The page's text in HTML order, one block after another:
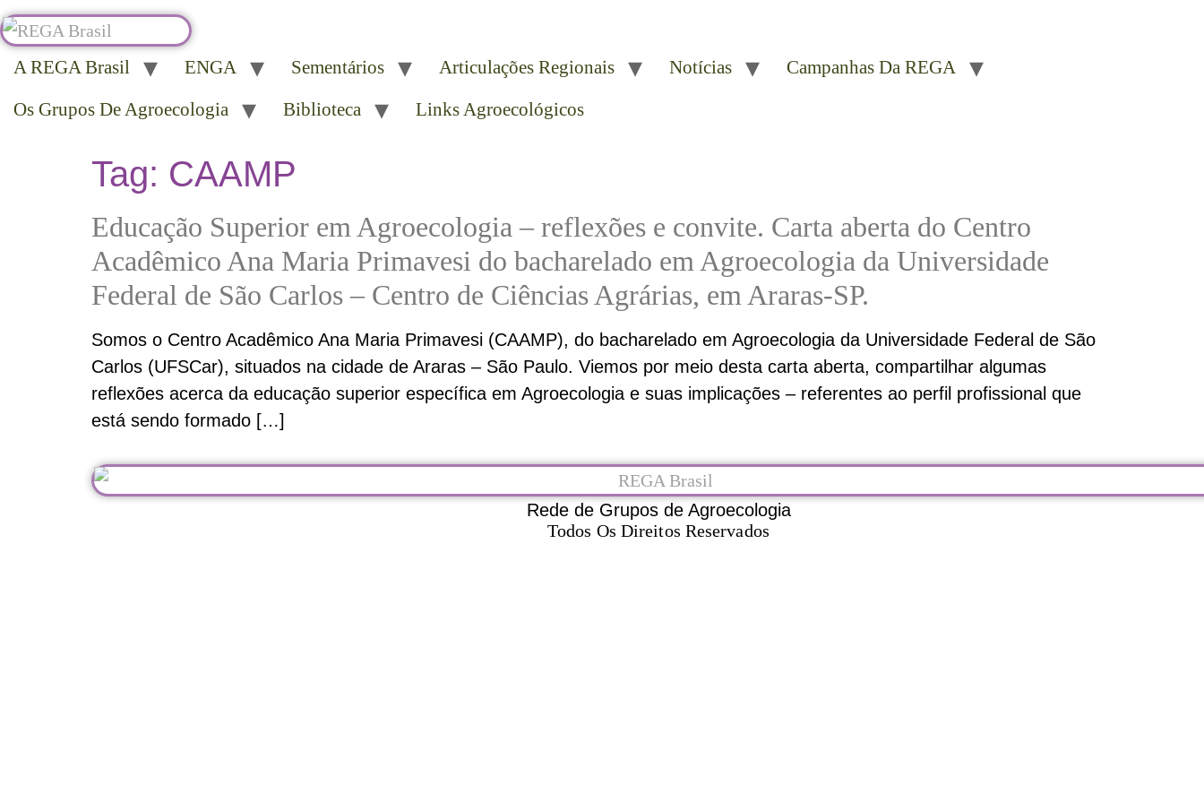
A REGA Brasil ENGA Sementários Articulações Regionais Notícias
Campanhas Da REGA
Os Grupos De Agroecologia
Biblioteca Links Agroecológicos
Tag: CAAMP
Educação Superior em Agroecologia – reflexões e convite. Carta aberta do Centro
Acadêmico Ana Maria Primavesi do bacharelado em Agroecologia da Universidade
Federal de São Carlos – Centro de Ciências Agrárias, em Araras-SP.
Somos o Centro Acadêmico Ana Maria Primavesi (CAAMP), do bacharelado em Agroecologia da Universidade Federal de São
Carlos (UFSCar), situados na cidade de Araras – São Paulo. Viemos por meio desta carta aberta, compartilhar algumas
reflexões acerca da educação superior específica em Agroecologia e suas implicações – referentes ao perfil profissional que
está sendo formado […]
Rede de Grupos de Agroecologia
Todos Os Direitos Reservados